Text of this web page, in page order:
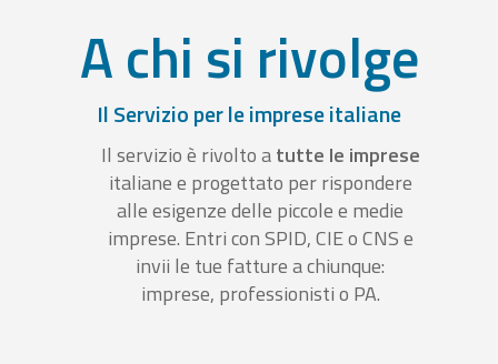
A chi si rivolge
Il Servizio per le imprese italiane
Il servizio è rivolto atutte le imprese
italiane e progettato per rispondere
alle esigenze delle piccole e medie
imprese. Entri con SPID, CIE o CNS e
invii le tue fatture a chiunque:
imprese, professionisti o PA.